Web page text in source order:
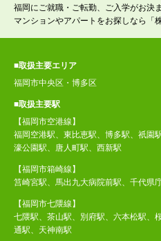
福岡にご就職・ご転勤、ご入学がお決
マンションやアパートをお探しなら「
■取扱主要エリア
福岡市中央区・博多区
■取扱主要駅
【福岡市空港線】
福岡空港駅、東比恵駅、博多駅、祇園
濠公園駅、唐人町駅、西新駅
【福岡市箱崎線】
筥崎宮駅、馬出九大病院前駅、千代県
【福岡市七隈線】
七隈駅、茶山駅、別府駅、六本松駅、
通駅、天神南駅